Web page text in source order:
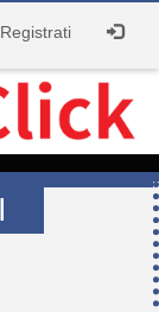
Registrati